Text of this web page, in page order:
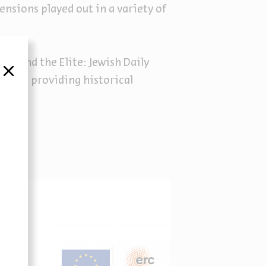
played out in a variety of
the Elite: Jewish Daily
providing historical
סגור